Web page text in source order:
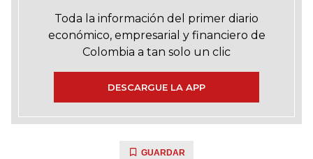
Toda la información del primer diario
económico, empresarial y financiero de
Colombia a tan solo un clic
DESCARGUE LA APP
GUARDAR